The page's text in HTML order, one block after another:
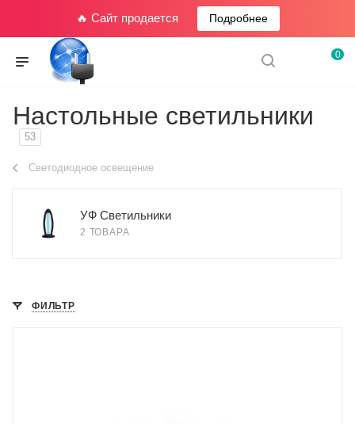
🔥 Сайт продается Подробнее
0
Настольные светильники
53
Светодиодное освещение
УФ Светильники
2 ТОВАРА
ФИЛЬТР